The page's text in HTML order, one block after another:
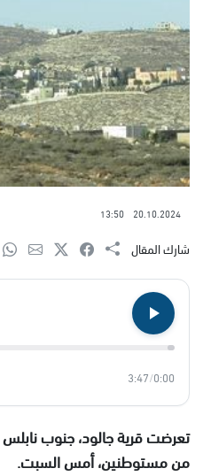
20.10.2024
13:50
شارك المقال
0:00
/
3:47
تعرضت قرية جالود، جنوب
من مستوطنين، أمس السبت.